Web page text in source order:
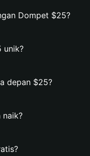
Dompet $25?
unik?
depan $25?
naik?